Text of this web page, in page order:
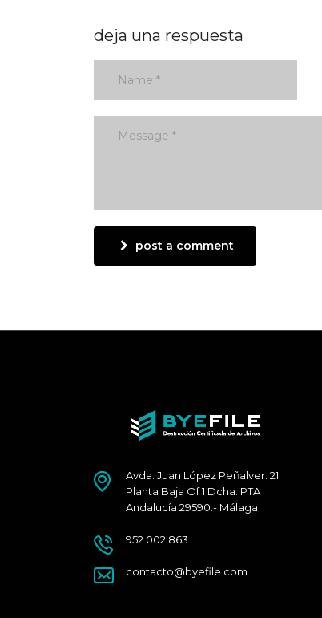
deja una respuesta
post a comment
Avda. Juan López Peñalver. 21
Planta Baja Of 1 Dcha. PTA
Andalucía 29590.- Málaga
952 002 863
contacto@byefile.com